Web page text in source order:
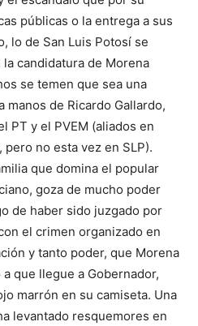
públicas o la entrega a sus
lo de San Luis Potosí se
candidatura de Morena
se temen que sea una
manos de Ricardo Gallardo,
PT y el PVEM (aliados en
no esta vez en SLP).
que domina el popular
goza de mucho poder
de haber sido juzgado por
el crimen organizado en
y tanto poder, que Morena
que llegue a Gobernador,
marrón en su camiseta. Una
levantado resquemores en